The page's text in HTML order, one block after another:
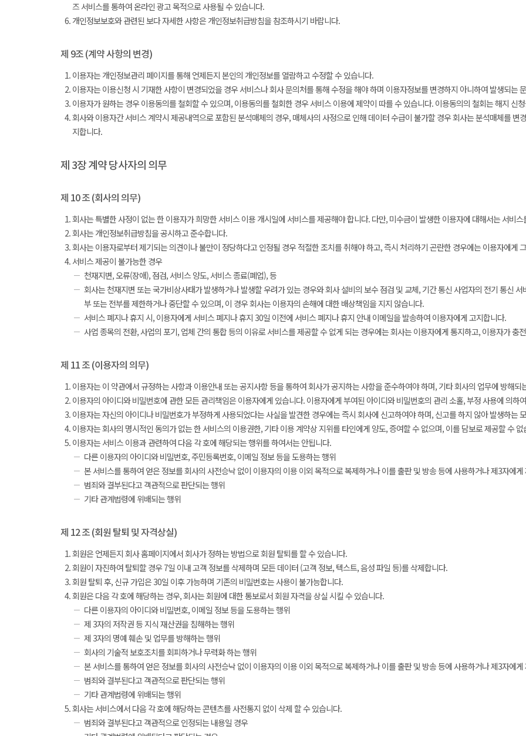
즈 서비스를 통하여 온라인 광고 목적으로 사용될 수 있습니다.
개인정보보호와 관련된 보다 자세한 사항은 개인정보취급방침을 참조하시기 바랍니다.
제 9조 (계약 사항의 변경)
이용자는 개인정보관리 페이지를 통해 언제든지 본인의 개인정보를 열람하고 수정할 수 있습니다.
이용자는 이용신청 시 기재한 사항이 변경되었을 경우 서비스나 회사 문의처를 통해 수정을 해야 하며 이용자정보를 변경하지 아니하여 발생되는
이용자가 원하는 경우 이용동의를 철회할 수 있으며, 이용동의를 철회한 경우 서비스 이용에 제약이 따를 수 있습니다. 이용동의의 철회는 해지 신
회사와 이용자간 서비스 계약시 제공내역으로 포함된 분석매체의 경우, 매체사의 사정으로 인해 데이터 수급이 불가할 경우 회사는 분석매체를
지합니다.
제 3장 계약 당사자의 의무
제 10 조 (회사의 의무)
회사는 특별한 사정이 없는 한 이용자가 희망한 서비스 이용 개시일에 서비스를 제공해야 합니다. 다만, 미수금이 발생한 이용자에 대해서는 서비
회사는 개인정보취급방침을 공시하고 준수합니다.
회사는 이용자로부터 제기되는 의견이나 불만이 정당하다고 인정될 경우 적절한 조치를 취해야 하고, 즉시 처리하기 곤란한 경우에는 이용자에게
서비스 제공이 불가능한 경우
천재지변, 오류(장애), 점검, 서비스 양도, 서비스 종료(폐업), 등
회사는 천재지변 또는 국가비상사태가 발생하거나 발생할 우려가 있는 경우와 회사 설비의 보수 점검 및 교체, 기간 통신 사업자의 전기 통신
부 또는 전부를 제한하거나 중단할 수 있으며, 이 경우 회사는 이용자의 손해에 대한 배상책임을 지지 않습니다.
서비스 폐지나 휴지 시, 이용자에게 서비스 폐지나 휴지 30일 이전에 서비스 폐지나 휴지 안내 이메일을 발송하여 이용자에게 고지합니다.
사업 종목의 전환, 사업의 포기, 업체 간의 통합 등의 이유로 서비스를 제공할 수 없게 되는 경우에는 회사는 이용자에게 통지하고, 이용자가 충
제 11 조 (이용자의 의무)
이용자는 이 약관에서 규정하는 사항과 이용안내 또는 공지사항 등을 통하여 회사가 공지하는 사항을 준수하여야 하며, 기타 회사의 업무에 방해되
이용자의 아이디와 비밀번호에 관한 모든 관리책임은 이용자에게 있습니다. 이용자에게 부여된 아이디와 비밀번호의 관리 소홀, 부정 사용에 의하
이용자는 자신의 아이디나 비밀번호가 부정하게 사용되었다는 사실을 발견한 경우에는 즉시 회사에 신고하여야 하며, 신고를 하지 않아 발생하는
이용자는 회사의 명시적인 동의가 없는 한 서비스의 이용권한, 기타 이용 계약상 지위를 타인에게 양도, 증여할 수 없으며, 이를 담보로 제공할 수 없
이용자는 서비스 이용과 관련하여 다음 각 호에 해당되는 행위를 하여서는 안됩니다.
다른 이용자의 아이디와 비밀번호, 주민등록번호, 이메일 정보 등을 도용하는 행위
본 서비스를 통하여 얻은 정보를 회사의 사전승낙 없이 이용자의 이용 이외 목적으로 복제하거나 이를 출판 및 방송 등에 사용하거나 제3자에게
범죄와 결부된다고 객관적으로 판단되는 행위
기타 관계법령에 위배되는 행위
제 12 조 (회원 탈퇴 및 자격상실)
회원은 언제든지 회사 홈페이지에서 회사가 정하는 방법으로 회원 탈퇴를 할 수 있습니다.
회원이 자진하여 탈퇴할 경우 7일 이내 고객 정보를 삭제하며 모든 데이터 (고객 정보, 텍스트, 음성 파일 등)를 삭제합니다.
회원 탈퇴 후, 신규 가입은 30일 이후 가능하며 기존의 비밀번호는 사용이 불가능합니다.
회원은 다음 각 호에 해당하는 경우, 회사는 회원에 대한 통보로서 회원 자격을 상실 시킬 수 있습니다.
다른 이용자의 아이디와 비밀번호, 이메일 정보 등을 도용하는 행위
제 3자의 저작권 등 지식 재산권을 침해하는 행위
제 3자의 명예 훼손 및 업무를 방해하는 행위
회사의 기술적 보호조치를 회피하거나 무력화 하는 행위
본 서비스를 통하여 얻은 정보를 회사의 사전승낙 없이 이용자의 이용 이외 목적으로 복제하거나 이를 출판 및 방송 등에 사용하거나 제3자에게
범죄와 결부된다고 객관적으로 판단되는 행위
기타 관계법령에 위배되는 행위
회사는 서비스에서 다음 각 호에 해당하는 콘텐츠를 사전통지 없이 삭제 할 수 있습니다.
범죄와 결부된다고 객관적으로 인정되는 내용일 경우